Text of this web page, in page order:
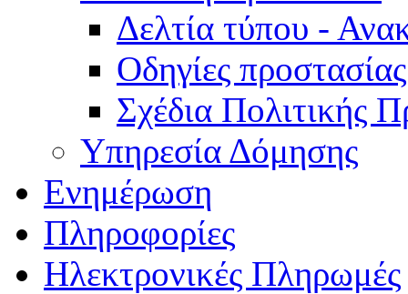
Δελτία τύπου -
Οδηγίες προστασίας
Σχέδια Πολιτικής
Υπηρεσία Δόμησης
Ενημέρωση
Πληροφορίες
Ηλεκτρονικές Πληρωμές